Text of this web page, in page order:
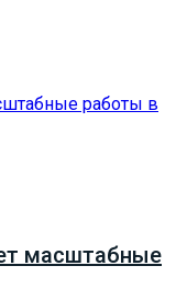
масштабные